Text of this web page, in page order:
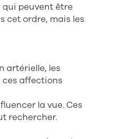
qui peuvent être
cet ordre, mais les
artérielle, les
affections
la vue. Ces
rechercher.